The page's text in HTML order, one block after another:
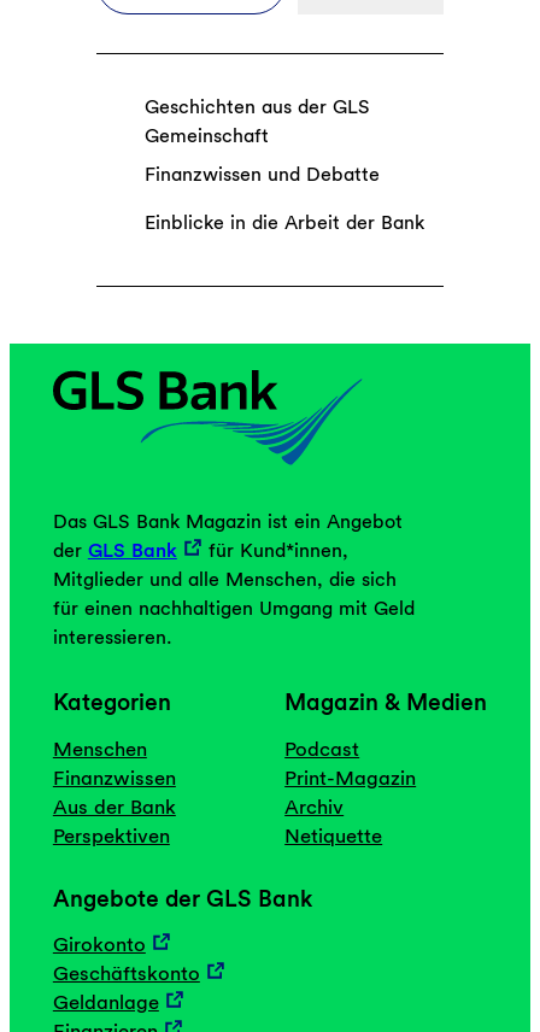
Geschichten aus der GLS
Gemeinschaft
Finanzwissen und Debatte
Einblicke in die Arbeit der Bank
Das GLS Bank Magazin ist ein Angebot
der GLS Bank
für Kund*innen,
Mitglieder und alle Menschen, die sich
für einen nachhaltigen Umgang mit Geld
interessieren.
Kategorien
Menschen
Finanzwissen
Aus der Bank
Perspektiven
Magazin & Medien
Podcast
Print-Magazin
Archiv
Netiquette
Angebote der GLS Bank
Girokonto
Geschäftskonto
Geldanlage